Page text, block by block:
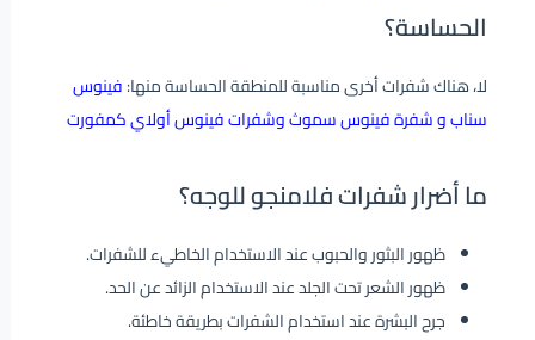
الحساسة؟
لا، هناك شفرات أخرى مناسبة للمنطقة الحساسة منها:فينوس
سناب و شفرة فينوس سموث وشفرات فينوس أولاي كمفورت
ما أضرار شفرات فلامنجو للوجه؟
ظهور البثور والحبوب عند الاستخدام الخاطيء للشفرات.
ظهور الشعر تحت الجلد عند الاستخدام الزائد عن الحد.
جرح البشرة عند استخدام الشفرات بطريقة خاطئة.